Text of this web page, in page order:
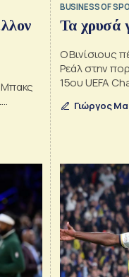
Μπακς
BUSINESS OF
Τα χρυσά
Ο Βινίσιους
Ρεάλ στην
15ου UEFA
Γιώργος